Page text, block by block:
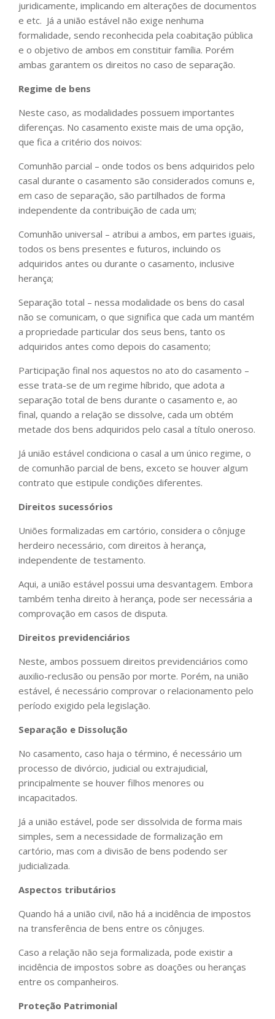
juridicamente, implicando em alterações de documentos
e etc. Já a união estável não exige nenhuma
formalidade, sendo reconhecida pela coabitação pública
e o objetivo de ambos em constituir família. Porém
ambas garantem os direitos no caso de separação.
Regime de bens
Neste caso, as modalidades possuem importantes
diferenças. No casamento existe mais de uma opção,
que fica a critério dos noivos:
Comunhão parcial – onde todos os bens adquiridos pelo
casal durante o casamento são considerados comuns e,
em caso de separação, são partilhados de forma
independente da contribuição de cada um;
Comunhão universal – atribui a ambos, em partes iguais,
todos os bens presentes e futuros, incluindo os
adquiridos antes ou durante o casamento, inclusive
herança;
Separação total – nessa modalidade os bens do casal
não se comunicam, o que significa que cada um mantém
a propriedade particular dos seus bens, tanto os
adquiridos antes como depois do casamento;
Participação final nos aquestos no ato do casamento –
esse trata-se de um regime híbrido, que adota a
separação total de bens durante o casamento e, ao
final, quando a relação se dissolve, cada um obtém
metade dos bens adquiridos pelo casal a título oneroso.
Já união estável condiciona o casal a um único regime, o
de comunhão parcial de bens, exceto se houver algum
contrato que estipule condições diferentes.
Direitos sucessórios
Uniões formalizadas em cartório, considera o cônjuge
herdeiro necessário, com direitos à herança,
independente de testamento.
Aqui, a união estável possui uma desvantagem. Embora
também tenha direito à herança, pode ser necessária a
comprovação em casos de disputa.
Direitos previdenciários
Neste, ambos possuem direitos previdenciários como
auxilio-reclusão ou pensão por morte. Porém, na união
estável, é necessário comprovar o relacionamento pelo
período exigido pela legislação.
Separação e Dissolução
No casamento, caso haja o término, é necessário um
processo de divórcio, judicial ou extrajudicial,
principalmente se houver filhos menores ou
incapacitados.
Já a união estável, pode ser dissolvida de forma mais
simples, sem a necessidade de formalização em
cartório, mas com a divisão de bens podendo ser
judicializada.
Aspectos tributários
Quando há a união civil, não há a incidência de impostos
na transferência de bens entre os cônjuges.
Caso a relação não seja formalizada, pode existir a
incidência de impostos sobre as doações ou heranças
entre os companheiros.
Proteção Patrimonial